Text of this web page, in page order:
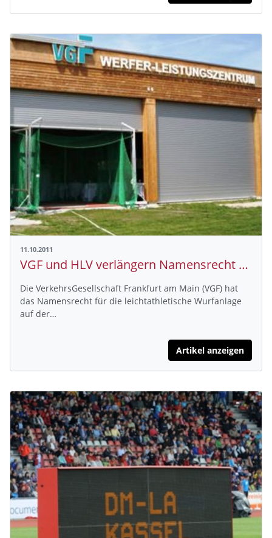
11.10.2011
VGF und HLV verlängern Namensrecht am „Wurfhaus“ Hahnstraße
Die VerkehrsGesellschaft Frankfurt am Main (VGF) hat
das Namensrecht für die leichtathletische Wurfanlage
auf der…
Artikel anzeigen